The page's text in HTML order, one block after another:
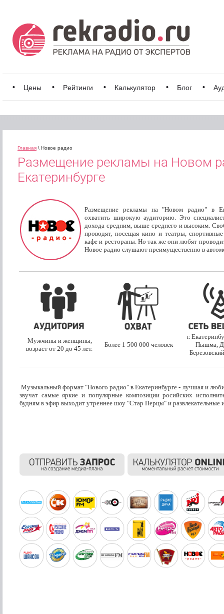
Цены Рейтинги Калькулятор Блог
Главная \ Новое радио
Размещение рекламы на Новом
Екатеринбурге
Размещение рекламы на "Новом радио" в
охватить широкую аудиторию. Это
дохода средним, выше среднего и высоким.
проводят, посещая кино и театры,
кафе и рестораны. Но так же они любят
Новое радио слушают преимущественно в
Мужчины и женщины,
возраст от 20 до 45 лет.
Более 1 500 000 человек
г.
Пышма,
Музыкальный формат "Нового радио" в Екатеринбурге - лучшая и
звучат самые яркие и популярные композиции росийских
будням в эфир выходит утреннее шоу "Стар Перцы" и